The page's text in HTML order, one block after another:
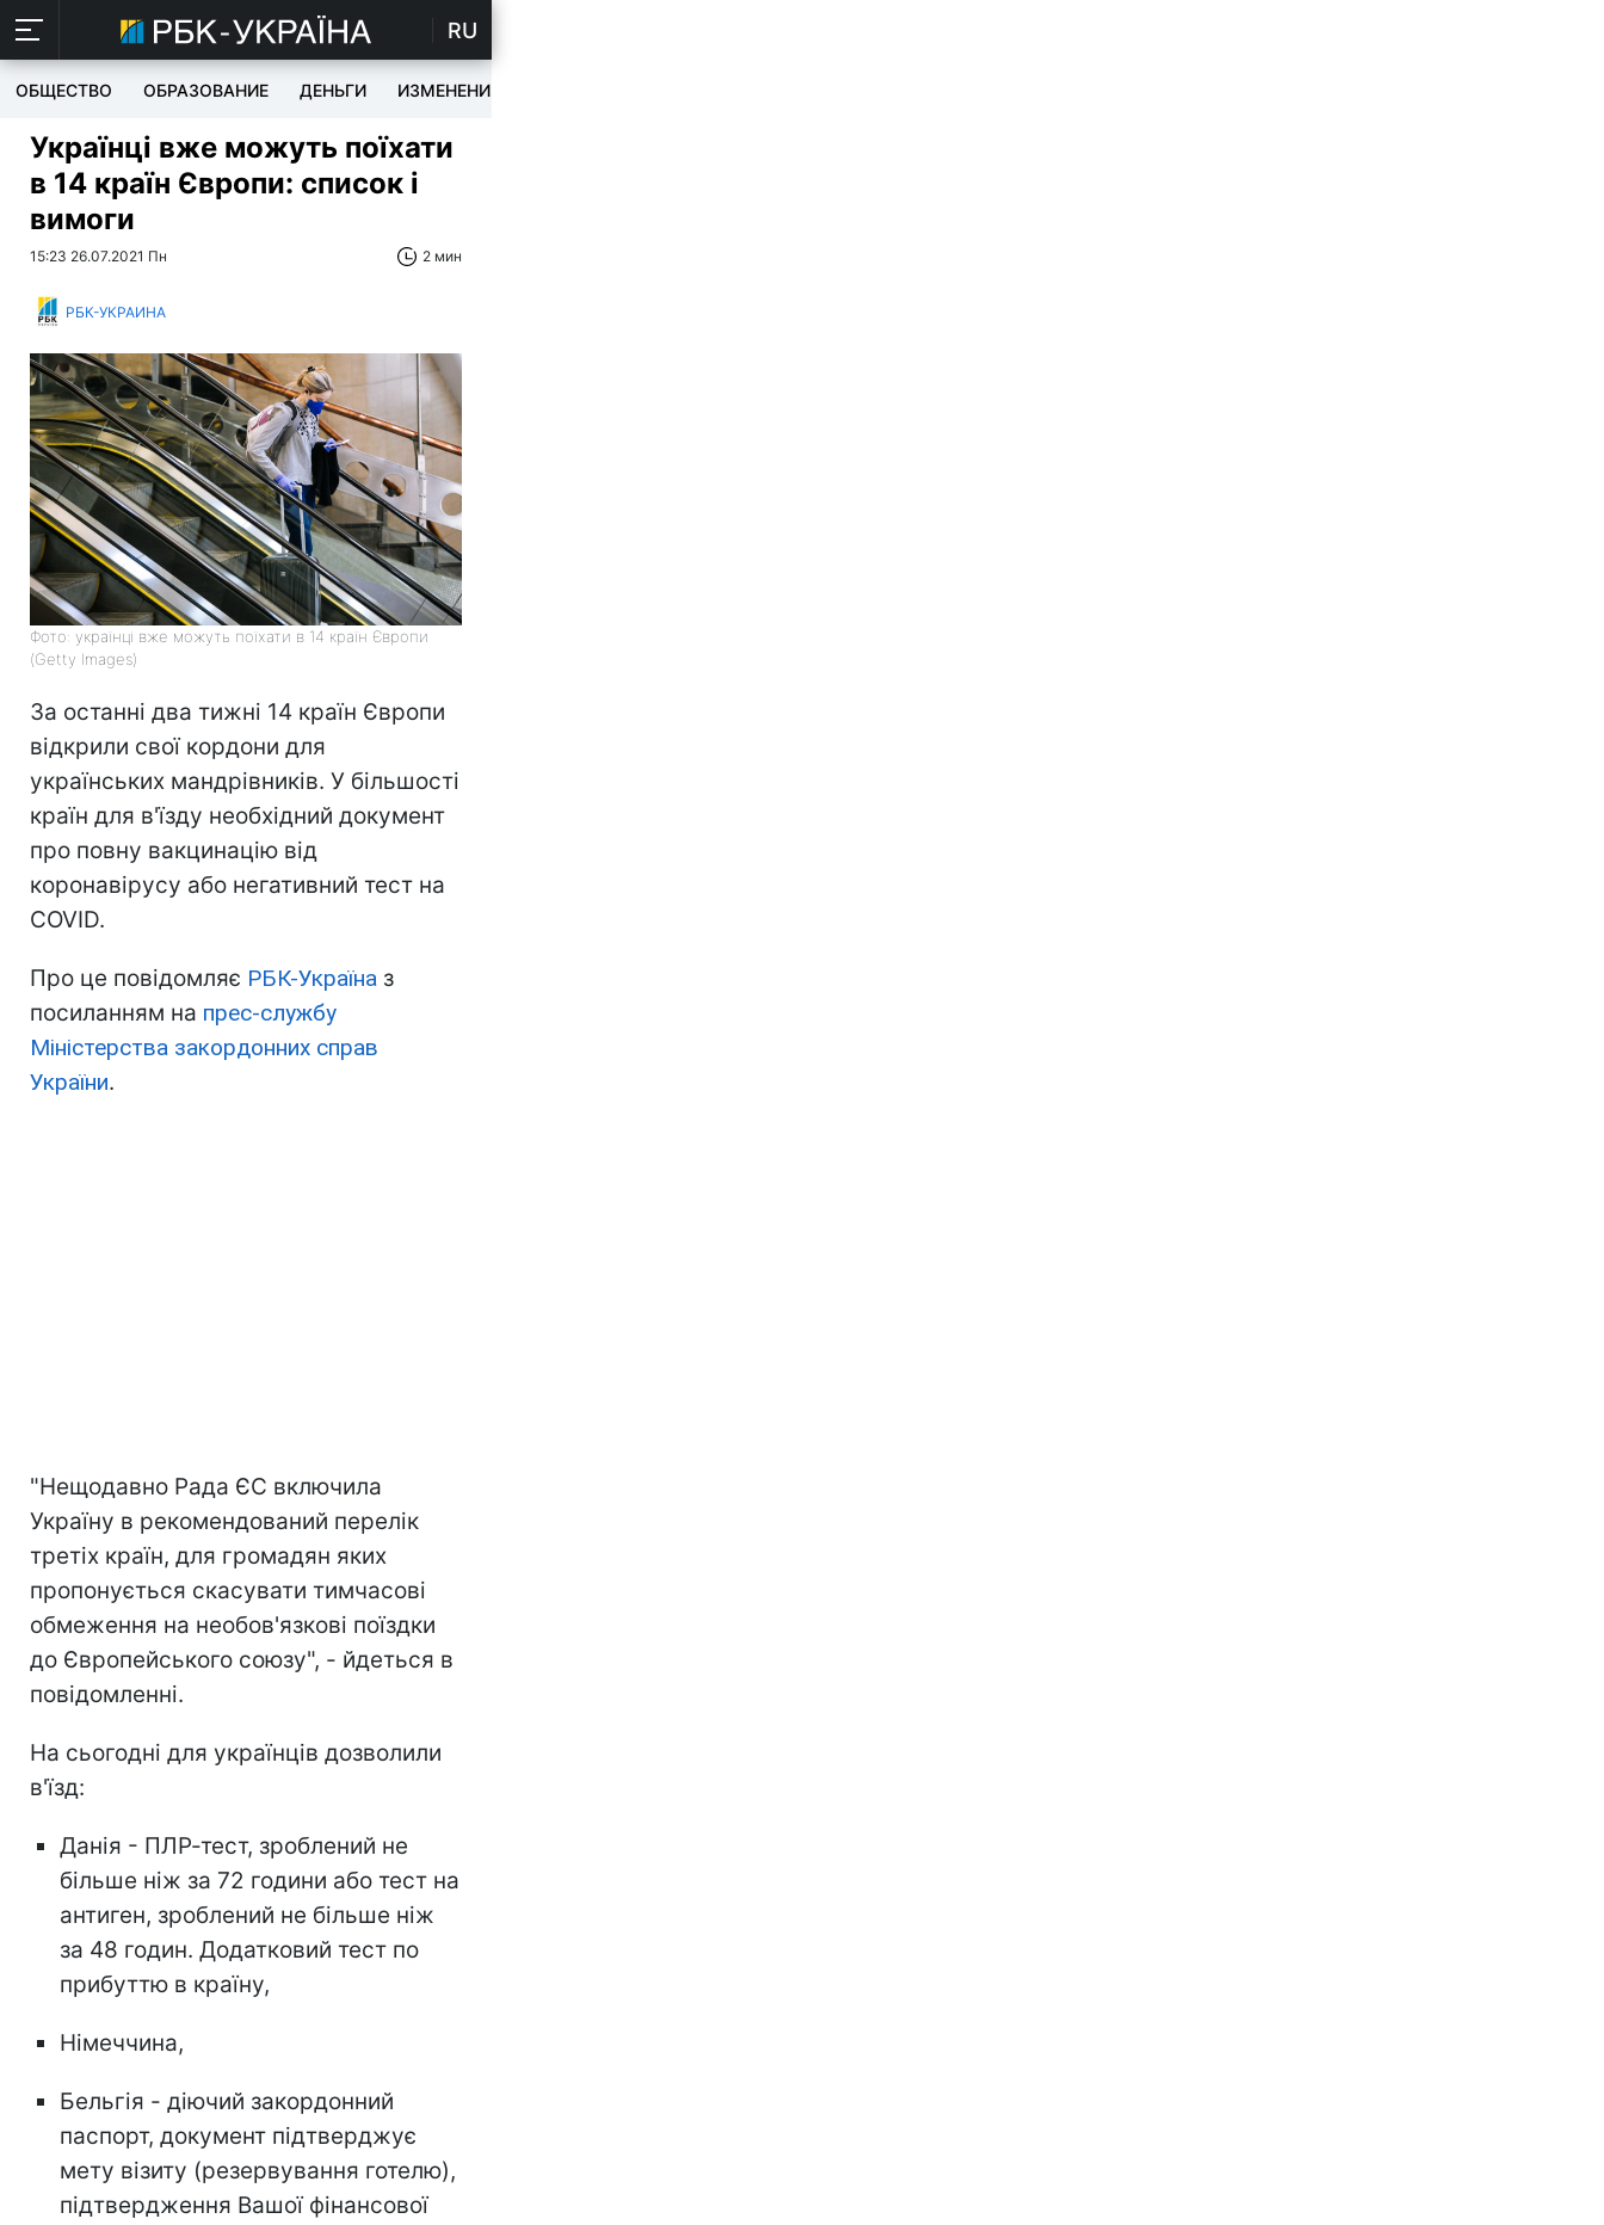
RU
ОБЩЕСТВО ОБРАЗОВАНИЕ ДЕНЬГИ ИЗМЕНЕНИЯ
Українці вже можуть поїхати
в 14 країн Європи: список і
вимоги
15:23 26.07.2021 Пн 2 мин
РБК-УКРАИНА
Фото: українці вже можуть поїхати в 14 країн Європи
(Getty Images)
За останні два тижні 14 країн Європи
відкрили свої кордони для
українських мандрівників. У більшості
країн для в'їзду необхідний документ
про повну вакцинацію від
коронавірусу або негативний тест на
COVID.
Про це повідомляє РБК-Україна з
посиланням на прес-службу
Міністерства закордонних справ
України.
"Нещодавно Рада ЄС включила
Україну в рекомендований перелік
третіх країн, для громадян яких
пропонується скасувати тимчасові
обмеження на необов'язкові поїздки
до Європейського союзу", - йдеться в
повідомленні.
На сьогодні для українців дозволили
в'їзд:
Данія - ПЛР-тест, зроблений не
більше ніж за 72 години або тест на
антиген, зроблений не більше ніж
за 48 годин. Додатковий тест по
прибуттю в країну,
Німеччина,
Бельгія - діючий закордонний
паспорт, документ підтверджує
мету візиту (резервування готелю),
підтвердження Вашої фінансової